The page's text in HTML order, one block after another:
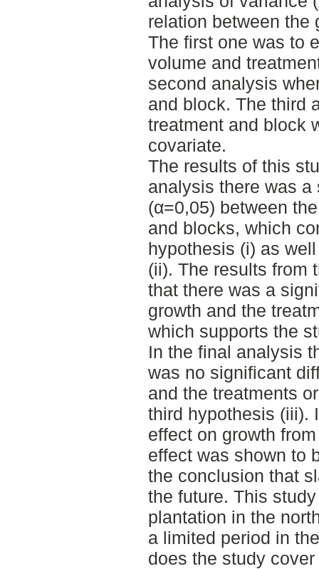
relation between the
The first one was to
volume and
second analysis
and block. The third
treatment and block
covariate.
The results of this
analysis there was
(α=0,05) between
and blocks, which
hypothesis (i) as
(ii). The results from
that there was a
growth and the
which supports the
In the final analysis
was no significant
and the treatments
third hypothesis (iii).
effect on growth
effect was shown to
the conclusion that
the future. This
plantation in the
a limited period in
does the study